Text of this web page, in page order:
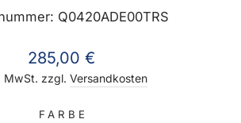
Q0420ADE00TRS
Normaler
Preis
285,00 €
MwSt. zzgl. Versandkosten
FARBE